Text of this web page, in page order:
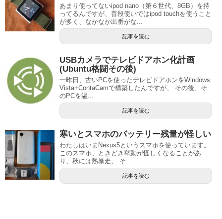
あまり使ってないipod nano（第６世代、8GB）を持
ってるんですが、普段使いではipod touchを使うこと
が多く、なかなか出番がな...
記事を読む
USBカメラでテレビドアホン化計画
(Ubuntu格闘その後)
一昨日、古いPCを使ったテレビドアホンをWindows
Vista+ContaCamで構築したんですが、 その後、そ
のPCを温...
記事を読む
寒いとスマホのバッテリー残量が怪しい
わたしはいまNexus5というスマホを使っています。
このスマホ、ときどき挙動が怪しくなることがあ
り、秋には熱暴走、 そ...
記事を読む